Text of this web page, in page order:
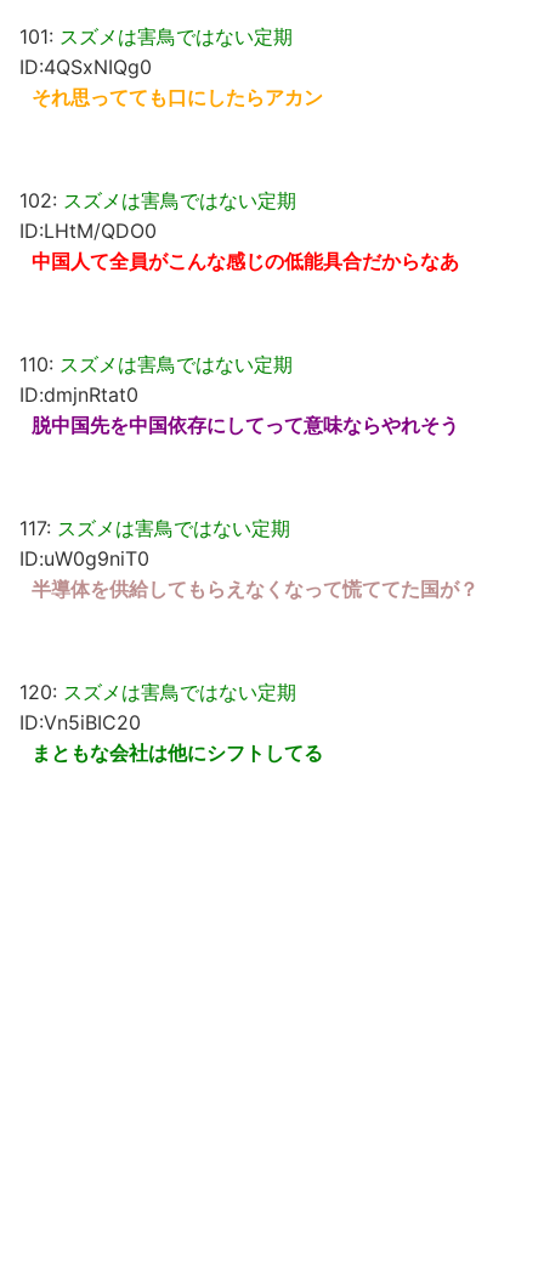
101: スズメは害鳥ではない定期
ID:4QSxNIQg0
それ思ってても口にしたらアカン
102: スズメは害鳥ではない定期
ID:LHtM/QDO0
中国人て全員がこんな感じの低能具合だからなあ
110: スズメは害鳥ではない定期
ID:dmjnRtat0
脱中国先を中国依存にしてって意味ならやれそう
117: スズメは害鳥ではない定期
ID:uW0g9niT0
半導体を供給してもらえなくなって慌ててた国が？
120: スズメは害鳥ではない定期
ID:Vn5iBIC20
まともな会社は他にシフトしてる